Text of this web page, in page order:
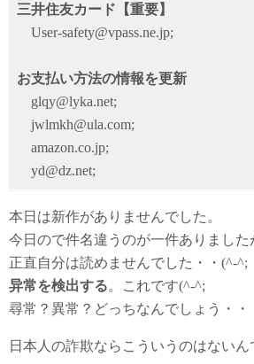
三井住友カード【重要】
User-safety@vpass.ne.jp;
お支払い方法の情報を更新
glqy@lyka.net;
jwlmkh@ula.com;
amazon.co.jp;
yd@dz.net;
本日は新作がありませんでした。
今日ので件名違うのが一件ありました
正直自分は読めませんでした・・(^-^;
异常を検出する。これです(^-^;
尋常？異常？どっちなんでしょう・・
日本人の詐欺ならこういうのはない